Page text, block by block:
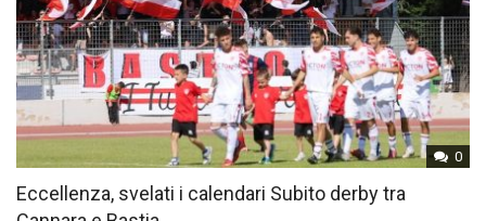
0
Eccellenza, svelati i calendari Subito derby tra